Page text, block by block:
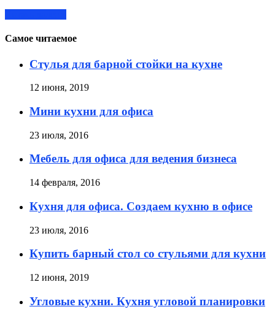
Самое читаемое
Стулья для барной стойки на кухне
12 июня, 2019
Мини кухни для офиса
23 июля, 2016
Мебель для офиса для ведения бизнеса
14 февраля, 2016
Кухня для офиса. Создаем кухню в офисе
23 июля, 2016
Купить барный стол со стульями для кухни
12 июня, 2019
Угловые кухни. Кухня угловой планировки